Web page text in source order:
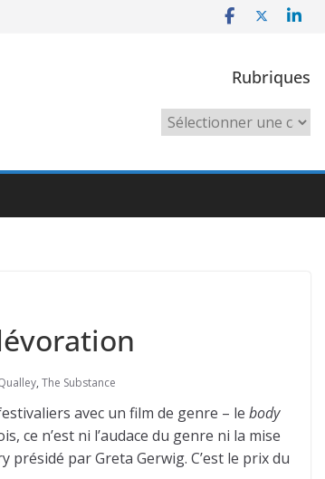
Rubriques
Rubriques
, The Substance
avec un film de genre – le body
n’est ni l’audace du genre ni la mise
par Greta Gerwig. C’est le prix du